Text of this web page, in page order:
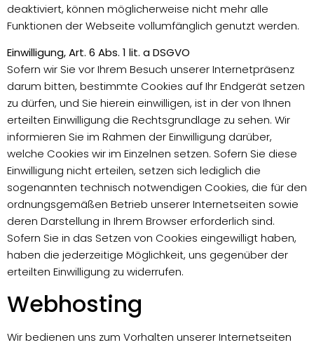
deaktiviert, können möglicherweise nicht mehr alle
Funktionen der Webseite vollumfänglich genutzt werden.
Einwilligung, Art. 6 Abs. 1 lit. a DSGVO
Sofern wir Sie vor Ihrem Besuch unserer Internetpräsenz
darum bitten, bestimmte Cookies auf Ihr Endgerät setzen
zu dürfen, und Sie hierein einwilligen, ist in der von Ihnen
erteilten Einwilligung die Rechtsgrundlage zu sehen. Wir
informieren Sie im Rahmen der Einwilligung darüber,
welche Cookies wir im Einzelnen setzen. Sofern Sie diese
Einwilligung nicht erteilen, setzen sich lediglich die
sogenannten technisch notwendigen Cookies, die für den
ordnungsgemäßen Betrieb unserer Internetseiten sowie
deren Darstellung in Ihrem Browser erforderlich sind.
Sofern Sie in das Setzen von Cookies eingewilligt haben,
haben die jederzeitige Möglichkeit, uns gegenüber der
erteilten Einwilligung zu widerrufen.
Webhosting
Wir bedienen uns zum Vorhalten unserer Internetseiten